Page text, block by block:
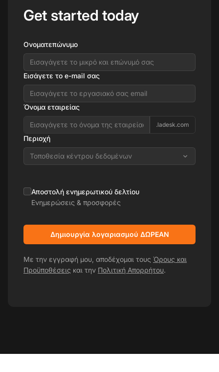
Get started today
Ονοματεπώνυμο
Εισάγετε το e-mail σας
Όνομα εταιρείας
.ladesk.com
Περιοχή
Τοποθεσία κέντρου δεδομένων
Αποστολή ενημερωτικού δελτίου
Ενημερώσεις & προσφορές
Δημιουργία λογαριασμού ΔΩΡΕΑΝ
Με την εγγραφή μου, αποδέχομαι τους Όρους και
Προϋποθέσεις και την Πολιτική Απορρήτου.